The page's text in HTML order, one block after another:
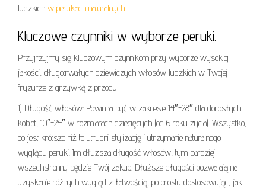
ludzkich w perukach naturalnych.
Kluczowe czynniki w wyborze peruki.
Przyjrzyjmy się kluczowym czynnikom przy wyborze wysokiej
jakości, długotrwałych dziewiczych włosów ludzkich w Twojej
fryzurze z grzywką z przodu:
1) Długość włosów: Powinna być w zakresie 14″-28″ dla dorosłych
kobiet, 10″-24″ w rozmiarach dziecięcych (od 6 roku życia). Wszystko,
co jest krótsze niż to utrudni stylizację i utrzymanie naturalnego
wyglądu peruki. Im dłuższa długość włosów, tym bardziej
wszechstronny będzie Twój zakup. Dłuższe długości pozwalają na
uzyskanie różnych wygląd z łatwością, po prostu dostosowując, jak